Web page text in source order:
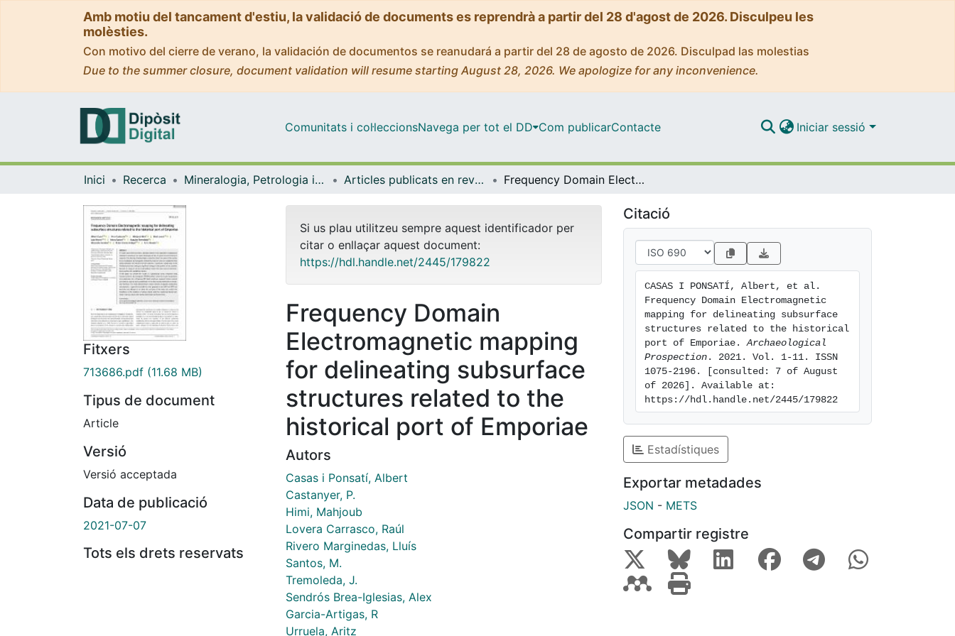
Amb motiu del tancament d'estiu, la validació de documents es reprendrà a partir del 28 d'agost de 2026. Disculpeu les
molèsties.
Con motivo del cierre de verano, la validación de documentos se reanudará a partir del 28 de agosto de 2026. Disculpad las molestias
Due to the summer closure, document validation will resume starting August 28, 2026. We apologize for any inconvenience.
Comunitats i col·leccionsNavega per tot el DD Com publicarContacte Iniciar sessió
Inici Recerca Mineralogia, Petrologia i Geologia Aplicada Articles publicats en revistes (Mineralogia, Petrologia i Geologia Aplicada) Frequency Domain Electromagnetic mapping for delineating subsurface structures related to the historical port of Emporiae
Fitxers
713686.pdf (11.68 MB)
Tipus de document
Article
Versió
Versió acceptada
Data de publicació
2021-07-07
Tots els drets reservats
Si us plau utilitzeu sempre aquest identificador per
citar o enllaçar aquest document:
https://hdl.handle.net/2445/179822
Frequency Domain
Electromagnetic mapping
for delineating subsurface
structures related to the
historical port of Emporiae
Autors
Casas i Ponsatí, Albert
Castanyer, P.
Himi, Mahjoub
Lovera Carrasco, Raúl
Rivero Marginedas, Lluís
Santos, M.
Tremoleda, J.
Sendrós Brea-Iglesias, Alex
Garcia-Artigas, R
Urruela, Aritz
Citació
CASAS I PONSATÍ, Albert, et al.
Frequency Domain Electromagnetic
mapping for delineating subsurface
structures related to the historical
port of Emporiae. Archaeological
Prospection . 2021. Vol. 1-11. ISSN
1075-2196. [consulted: 7 of August
of 2026]. Available at:
https://hdl.handle.net/2445/179822
Estadístiques
Exportar metadades
JSON - METS
Compartir registre